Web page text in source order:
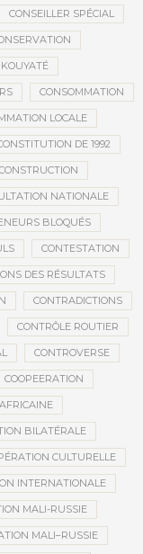
CONSEILLER SPÉCIAL
CONSOMMATION
LOCALE
DE 1992
NATIONALE
BLOQUÉS
CONTESTATION
DES RÉSULTATS
CONTRADICTIONS
CONTRÔLE ROUTIER
CONTROVERSE
COOPEERATION
BILATÉRALE
CULTURELLE
INTERNATIONALE
MALI-RUSSIE
MALI–RUSSIE